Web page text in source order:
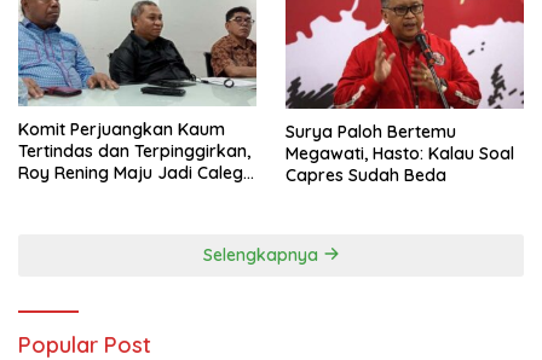
Komit Perjuangkan Kaum
Tertindas dan Terpinggirkan,
Roy Rening Maju Jadi Caleg
Surya Paloh Bertemu
Megawati, Hasto: Kalau Soal
Capres Sudah Beda
Selengkapnya
Popular Post